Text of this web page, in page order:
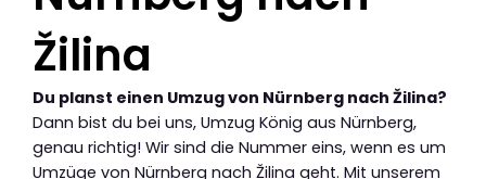
Žilina
Du planst einen Umzug von Nürnberg nach Žilina?
Dann bist du bei uns, Umzug König aus Nürnberg,
genau richtig! Wir sind die Nummer eins, wenn es um
Umzüge von Nürnberg nach Žilina geht. Mit unserem